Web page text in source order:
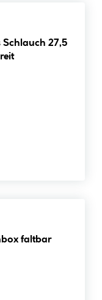
Schlauch 27,5
Dachbox faltbar